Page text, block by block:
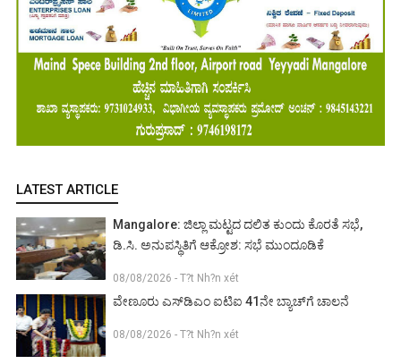
LATEST ARTICLE
Mangalore: ಜಿಲ್ಲಾ ಮಟ್ಟದ ದಲಿತ ಕುಂದು ಕೊರತೆ ಸಭೆ,
ಡಿ.ಸಿ. ಅನುಪಸ್ಥಿತಿಗೆ ಆಕ್ರೋಶ: ಸಭೆ ಮುಂದೂಡಿಕೆ
08/08/2026 - T?t Nh?n xét
ವೇಣೂರು ಎಸ್‌ಡಿಎಂ ಐಟಿಐ 41ನೇ ಬ್ಯಾಚ್‌ಗೆ ಚಾಲನೆ
08/08/2026 - T?t Nh?n xét